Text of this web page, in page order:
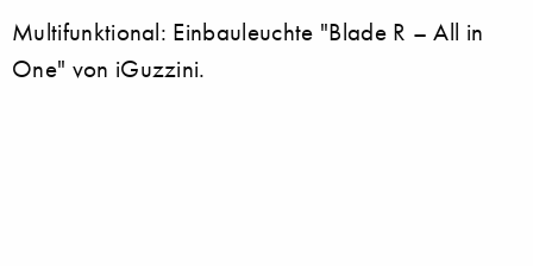
Multifunktional: Einbauleuchte "Blade R – All in
One" von iGuzzini.